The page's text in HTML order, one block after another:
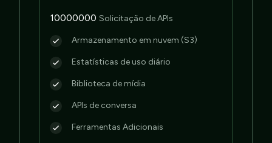
10000000 Solicitação de APIs
Armazenamento em nuvem (S3)
Estatísticas de uso diário
Biblioteca de mídia
APIs de conversa
Ferramentas Adicionais